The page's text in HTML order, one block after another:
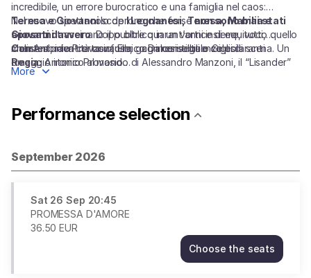
incredibile, un errore burocratico e una famiglia nel caos:
Teresa e Giovanniscoprono che forsenon sono mai stati
sposati davvero. Dopo oltre quarant’anni insieme, tutto quello
che sembrava certo vacilla… con conseguenze esilaranti.
Nel nuovo spettacolo deI Legnanesi, Teresa, Mabilia e
Giovannitrascinano il pubblico in un vortice di equivoci,
malintesi, identità confuse, gag irresistibili e colpi di scena. Un
omaggio ironico al mondo di Alessandro Manzoni, il “Lisander”
lombardo, e a quella verità sempre attuale: il cuore umano è un
ConAntonio Provasio, Enrico Dalceri e Italo Giglioli
Regia:Antonio Provasio
Testi:
Mitia Del Brocco
More
Performance selection
September 2026
Sat 26 Sep 20:45
PROMESSA D'AMORE
36.50 EUR
Choose the seats
PROMESSA